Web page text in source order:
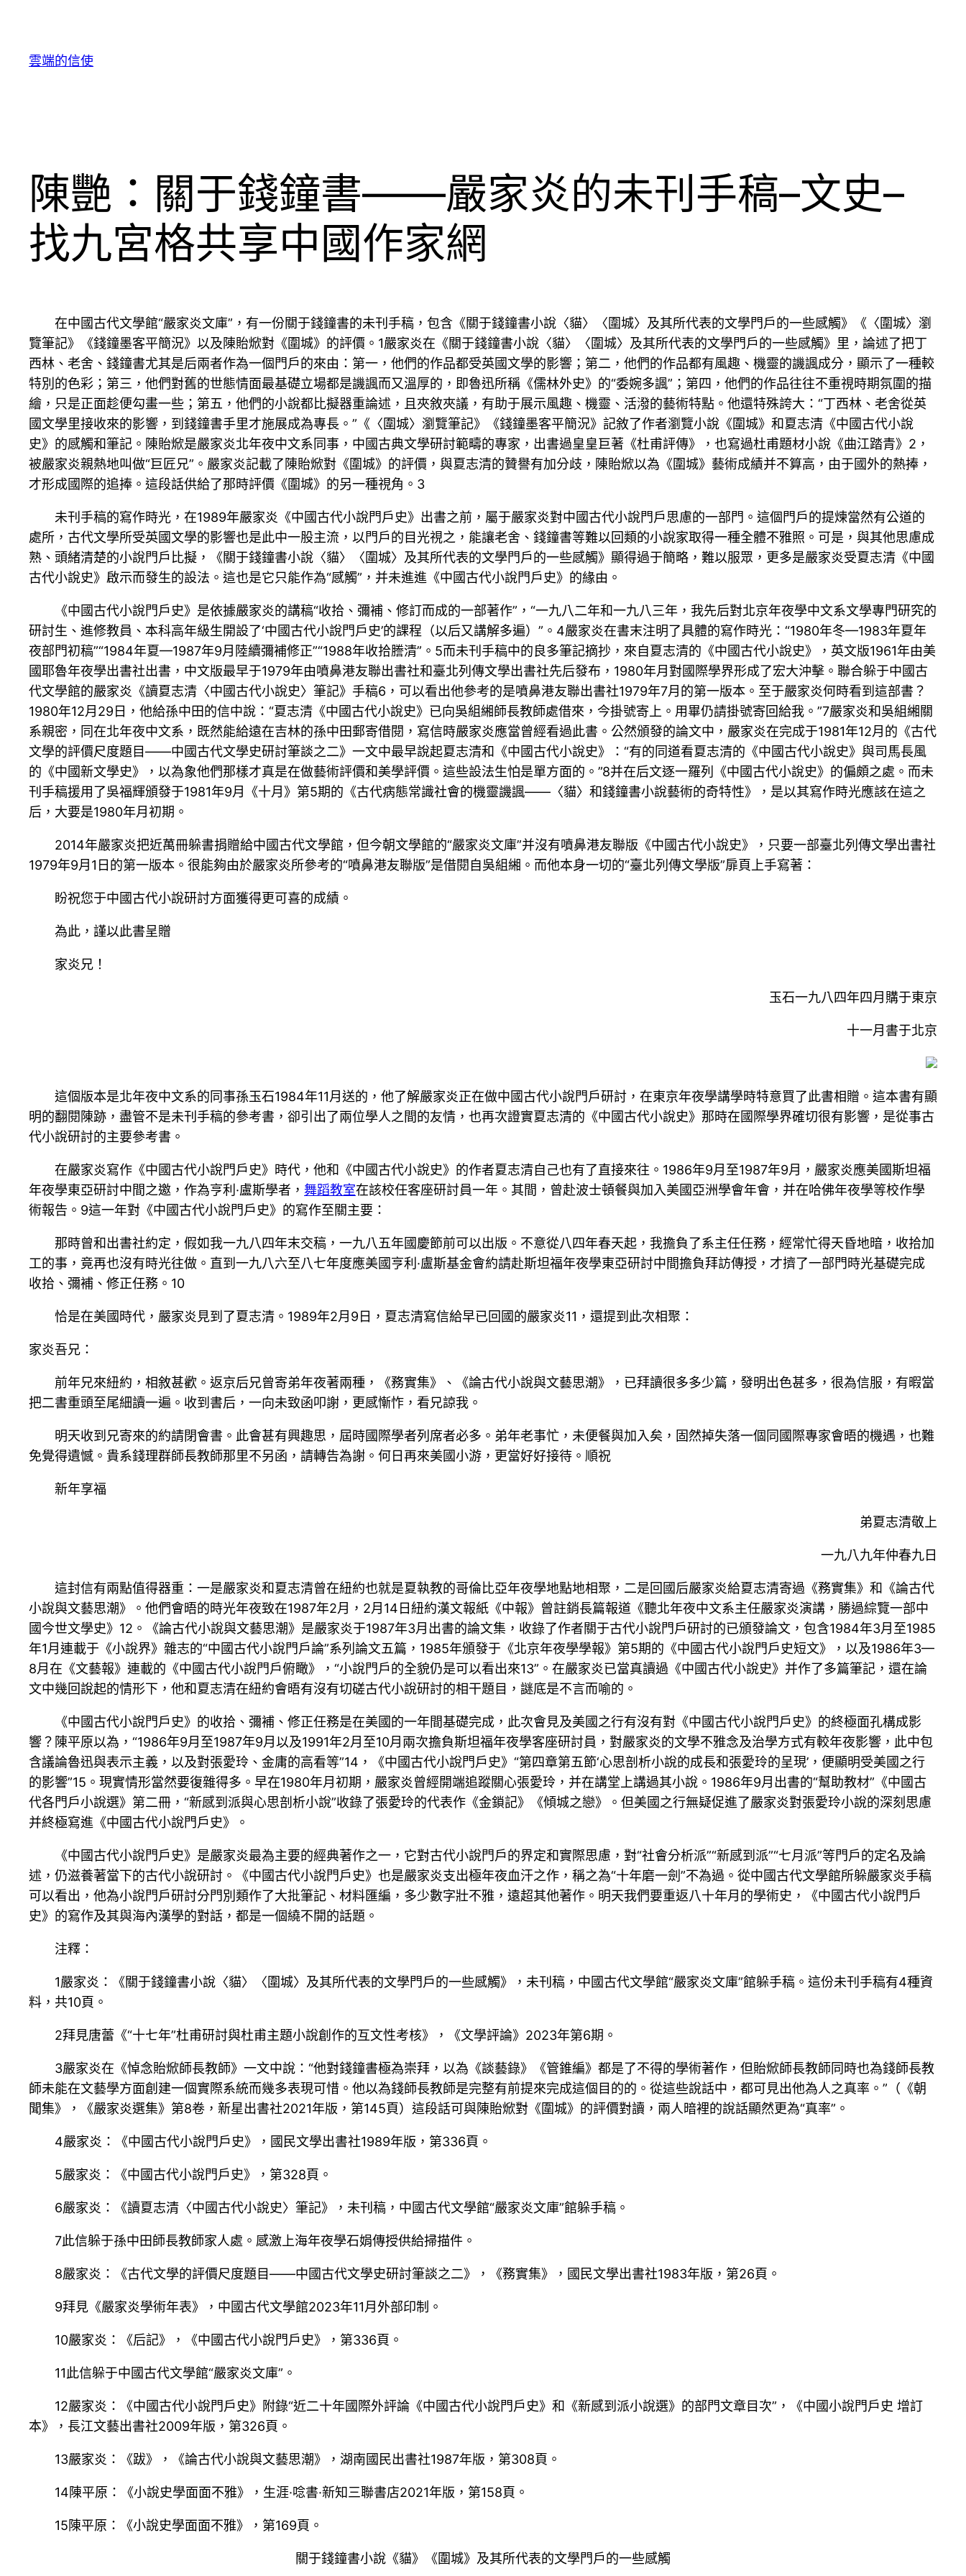
雲端的信使
陳艷：關于錢鐘書——嚴家炎的未刊手稿–文史–
找九宮格共享中國作家網
在中國古代文學館“嚴家炎文庫”，有一份關于錢鐘書的未刊手稿，包含《關于錢鐘書小說〈貓〉〈圍城〉及其所代表的文學門戶的一些感觸》《〈圍城〉瀏
覽筆記》《錢鐘墨客平簡況》以及陳貽焮對《圍城》的評價。1嚴家炎在《關于錢鐘書小說〈貓〉〈圍城〉及其所代表的文學門戶的一些感觸》里，論述了把丁
西林、老舍、錢鐘書尤其是后兩者作為一個門戶的來由：第一，他們的作品都受英國文學的影響；第二，他們的作品都有風趣、機靈的譏諷成分，顯示了一種較
特別的色彩；第三，他們對舊的世態情面最基礎立場都是譏諷而又溫厚的，即魯迅所稱《儒林外史》的“委婉多諷”；第四，他們的作品往往不重視時期氛圍的描
繪，只是正面趁便勾畫一些；第五，他們的小說都比擬器重論述，且夾敘夾議，有助于展示風趣、機靈、活潑的藝術特點。他還特殊誇大：“丁西林、老舍從英
國文學里接收來的影響，到錢鐘書手里才施展成為專長。”《〈圍城〉瀏覽筆記》《錢鐘墨客平簡況》記敘了作者瀏覽小說《圍城》和夏志清《中國古代小說
史》的感觸和筆記。陳貽焮是嚴家炎北年夜中文系同事，中國古典文學研討範疇的專家，出書過皇皇巨著《杜甫評傳》，也寫過杜甫題材小說《曲江踏青》2，
被嚴家炎親熱地叫做“巨匠兄”。嚴家炎記載了陳貽焮對《圍城》的評價，與夏志清的贊譽有加分歧，陳貽焮以為《圍城》藝術成績并不算高，由于國外的熱捧，
才形成國際的追捧。這段話供給了那時評價《圍城》的另一種視角。3
未刊手稿的寫作時光，在1989年嚴家炎《中國古代小說門戶史》出書之前，屬于嚴家炎對中國古代小說門戶思慮的一部門。這個門戶的提煉當然有公道的
處所，古代文學所受英國文學的影響也是此中一股主流，以門戶的目光視之，能讓老舍、錢鐘書等難以回類的小說家取得一種全體不雅照。可是，與其他思慮成
熟、頭緒清楚的小說門戶比擬，《關于錢鐘書小說〈貓〉〈圍城〉及其所代表的文學門戶的一些感觸》顯得過于簡略，難以服眾，更多是嚴家炎受夏志清《中國
古代小說史》啟示而發生的設法。這也是它只能作為“感觸”，并未進進《中國古代小說門戶史》的緣由。
《中國古代小說門戶史》是依據嚴家炎的講稿“收拾、彌補、修訂而成的一部著作”，“一九八二年和一九八三年，我先后對北京年夜學中文系文學專門研究的
研討生、進修教員、本科高年級生開設了‘中國古代小說門戶史’的課程（以后又講解多遍）”。4嚴家炎在書末注明了具體的寫作時光：“1980年冬—1983年夏年
夜部門初稿”“1984年夏—1987年9月陸續彌補修正”“1988年收拾謄清”。5而未刊手稿中的良多筆記摘抄，來自夏志清的《中國古代小說史》，英文版1961年由美
國耶魯年夜學出書社出書，中文版最早于1979年由噴鼻港友聯出書社和臺北列傳文學出書社先后發布，1980年月對國際學界形成了宏大沖擊。聯合躲于中國古
代文學館的嚴家炎《讀夏志清〈中國古代小說史〉筆記》手稿6，可以看出他參考的是噴鼻港友聯出書社1979年7月的第一版本。至于嚴家炎何時看到這部書？
1980年12月29日，他給孫中田的信中說：“夏志清《中國古代小說史》已向吳組緗師長教師處借來，今掛號寄上。用畢仍請掛號寄回給我。”7嚴家炎和吳組緗關
系親密，同在北年夜中文系，既然能給遠在吉林的孫中田郵寄借閱，寫信時嚴家炎應當曾經看過此書。公然頒發的論文中，嚴家炎在完成于1981年12月的《古代
文學的評價尺度題目——中國古代文學史研討筆談之二》一文中最早說起夏志清和《中國古代小說史》：“有的同道看夏志清的《中國古代小說史》與司馬長風
的《中國新文學史》，以為象他們那樣才真是在做藝術評價和美學評價。這些設法生怕是單方面的。”8并在后文逐一羅列《中國古代小說史》的偏頗之處。而未
刊手稿援用了吳福輝頒發于1981年9月《十月》第5期的《古代病態常識社會的機靈譏諷——〈貓〉和錢鐘書小說藝術的奇特性》，是以其寫作時光應該在這之
后，大要是1980年月初期。
2014年嚴家炎把近萬冊躲書捐贈給中國古代文學館，但今朝文學館的“嚴家炎文庫”并沒有噴鼻港友聯版《中國古代小說史》，只要一部臺北列傳文學出書社
1979年9月1日的第一版本。很能夠由於嚴家炎所參考的“噴鼻港友聯版”是借閱自吳組緗。而他本身一切的“臺北列傳文學版”扉頁上手寫著：
盼祝您于中國古代小說研討方面獲得更可喜的成績。
為此，謹以此書呈贈
家炎兄！
玉石一九八四年四月購于東京
十一月書于北京
這個版本是北年夜中文系的同事孫玉石1984年11月送的，他了解嚴家炎正在做中國古代小說門戶研討，在東京年夜學講學時特意買了此書相贈。這本書有顯
明的翻閱陳跡，盡管不是未刊手稿的參考書，卻引出了兩位學人之間的友情，也再次證實夏志清的《中國古代小說史》那時在國際學界確切很有影響，是從事古
代小說研討的主要參考書。
在嚴家炎寫作《中國古代小說門戶史》時代，他和《中國古代小說史》的作者夏志清自己也有了直接來往。1986年9月至1987年9月，嚴家炎應美國斯坦福
年夜學東亞研討中間之邀，作為亨利·盧斯學者， 舞蹈教室在該校任客座研討員一年。其間，曾赴波士頓餐與加入美國亞洲學會年會，并在哈佛年夜學等校作學
術報告。9這一年對《中國古代小說門戶史》的寫作至關主要：
那時曾和出書社約定，假如我一九八四年末交稿，一九八五年國慶節前可以出版。不意從八四年春天起，我擔負了系主任任務，經常忙得天昏地暗，收拾加
工的事，竟再也沒有時光往做。直到一九八六至八七年度應美國亨利·盧斯基金會約請赴斯坦福年夜學東亞研討中間擔負拜訪傳授，才擠了一部門時光基礎完成
收拾、彌補、修正任務。10
恰是在美國時代，嚴家炎見到了夏志清。1989年2月9日，夏志清寫信給早已回國的嚴家炎11，還提到此次相聚：
家炎吾兄：
前年兄來紐約，相敘甚歡。返京后兄曾寄弟年夜著兩種，《務實集》、《論古代小說與文藝思潮》，已拜讀很多多少篇，發明出色甚多，很為信服，有暇當
把二書重頭至尾細讀一遍。收到書后，一向未致函叩謝，更感慚怍，看兄諒我。
明天收到兄寄來的約請閉會書。此會甚有興趣思，屆時國際學者列席者必多。弟年老事忙，未便餐與加入矣，固然掉失落一個同國際專家會晤的機遇，也難
免覺得遺憾。貴系錢理群師長教師那里不另函，請轉告為謝。何日再來美國小游，更當好好接待。順祝
新年享福
弟夏志清敬上
一九八九年仲春九日
這封信有兩點值得器重：一是嚴家炎和夏志清曾在紐約也就是夏執教的哥倫比亞年夜學地點地相聚，二是回國后嚴家炎給夏志清寄過《務實集》和《論古代
小說與文藝思潮》。他們會晤的時光年夜致在1987年2月，2月14日紐約漢文報紙《中報》曾註銷長篇報道《聽北年夜中文系主任嚴家炎演講，勝過綜覽一部中
國今世文學史》12。《論古代小說與文藝思潮》是嚴家炎于1987年3月出書的論文集，收錄了作者關于古代小說門戶研討的已頒發論文，包含1984年3月至1985
年1月連載于《小說界》雜志的“中國古代小說門戶論”系列論文五篇，1985年頒發于《北京年夜學學報》第5期的《中國古代小說門戶史短文》，以及1986年3—
8月在《文藝報》連載的《中國古代小說門戶俯瞰》，“小說門戶的全貌仍是可以看出來13”。在嚴家炎已當真讀過《中國古代小說史》并作了多篇筆記，還在論
文中幾回說起的情形下，他和夏志清在紐約會晤有沒有切磋古代小說研討的相干題目，謎底是不言而喻的。
《中國古代小說門戶史》的收拾、彌補、修正任務是在美國的一年間基礎完成，此次會見及美國之行有沒有對《中國古代小說門戶史》的終極面孔構成影
響？陳平原以為，“1986年9月至1987年9月以及1991年2月至10月兩次擔負斯坦福年夜學客座研討員，對嚴家炎的文學不雅念及治學方式有較年夜影響，此中包
含議論魯迅與表示主義，以及對張愛玲、金庸的高看等”14，《中國古代小說門戶史》“第四章第五節‘心思剖析小說的成長和張愛玲的呈現’，便顯明受美國之行
的影響”15。現實情形當然要復雜得多。早在1980年月初期，嚴家炎曾經開端追蹤關心張愛玲，并在講堂上講過其小說。1986年9月出書的“幫助教材”《中國古
代各門戶小說選》第二冊，“新感到派與心思剖析小說”收錄了張愛玲的代表作《金鎖記》《傾城之戀》。但美國之行無疑促進了嚴家炎對張愛玲小說的深刻思慮
并終極寫進《中國古代小說門戶史》。
《中國古代小說門戶史》是嚴家炎最為主要的經典著作之一，它對古代小說門戶的界定和實際思慮，對“社會分析派”“新感到派”“七月派”等門戶的定名及論
述，仍滋養著當下的古代小說研討。《中國古代小說門戶史》也是嚴家炎支出極年夜血汗之作，稱之為“十年磨一劍”不為過。從中國古代文學館所躲嚴家炎手稿
可以看出，他為小說門戶研討分門別類作了大批筆記、材料匯編，多少數字壯不雅，遠超其他著作。明天我們要重返八十年月的學術史，《中國古代小說門戶
史》的寫作及其與海內漢學的對話，都是一個繞不開的話題。
注釋：
1嚴家炎：《關于錢鐘書小說〈貓〉〈圍城〉及其所代表的文學門戶的一些感觸》，未刊稿，中國古代文學館“嚴家炎文庫”館躲手稿。這份未刊手稿有4種資
料，共10頁。
2拜見唐蕾《“十七年”杜甫研討與杜甫主題小說創作的互文性考核》，《文學評論》2023年第6期。
3嚴家炎在《悼念貽焮師長教師》一文中說：“他對錢鐘書極為崇拜，以為《談藝錄》《管錐編》都是了不得的學術著作，但貽焮師長教師同時也為錢師長教
師未能在文藝學方面創建一個實際系統而幾多表現可惜。他以為錢師長教師是完整有前提來完成這個目的的。從這些說話中，都可見出他為人之真率。”（《朝
聞集》，《嚴家炎選集》第8卷，新星出書社2021年版，第145頁）這段話可與陳貽焮對《圍城》的評價對讀，兩人暗裡的說話顯然更為“真率”。
4嚴家炎：《中國古代小說門戶史》，國民文學出書社1989年版，第336頁。
5嚴家炎：《中國古代小說門戶史》，第328頁。
6嚴家炎：《讀夏志清〈中國古代小說史〉筆記》，未刊稿，中國古代文學館“嚴家炎文庫”館躲手稿。
7此信躲于孫中田師長教師家人處。感激上海年夜學石娟傳授供給掃描件。
8嚴家炎：《古代文學的評價尺度題目——中國古代文學史研討筆談之二》，《務實集》，國民文學出書社1983年版，第26頁。
9拜見《嚴家炎學術年表》，中國古代文學館2023年11月外部印制。
10嚴家炎：《后記》，《中國古代小說門戶史》，第336頁。
11此信躲于中國古代文學館“嚴家炎文庫”。
12嚴家炎：《中國古代小說門戶史》附錄“近二十年國際外評論《中國古代小說門戶史》和《新感到派小說選》的部門文章目次”，《中國小說門戶史 增訂
本》，長江文藝出書社2009年版，第326頁。
13嚴家炎：《跋》，《論古代小說與文藝思潮》，湖南國民出書社1987年版，第308頁。
14陳平原：《小說史學面面不雅》，生涯·唸書·新知三聯書店2021年版，第158頁。
15陳平原：《小說史學面面不雅》，第169頁。
關于錢鐘書小說《貓》《圍城》及其所代表的文學門戶的一些感觸